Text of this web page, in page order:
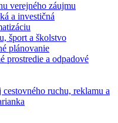
verejného záujmu
a investičná
šport a školstvo
plánovanie
prostredie a odpadové
ruchu, reklamu a